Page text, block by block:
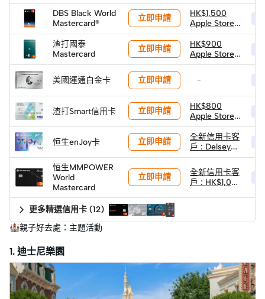
DBS Black World
Mastercard®
立即申請
HK$1,500
Apple Store
禮品卡
渣打國泰
Mastercard
立即申請
HK$900
Apple Store
禮品卡
美國運通白金卡 立即申請 -
渣打Smart信用卡 立即申請
HK$800
Apple Store
禮品卡
恒生enJoy卡 立即申請
全新信用卡客
戶 : Delsey
30"
GRENELLE SE
前開蓋可擴展
行李箱 (價值
HK$4,980)
恒生MMPOWER
World
Mastercard
立即申請
全新信用卡客
戶 : HK$1,000
更多精選信用卡 (12)
🏰親子好去處：主題活動
1. 迪士尼樂園